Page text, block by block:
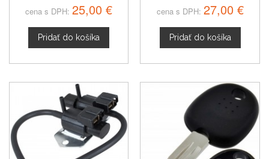
cena s DPH: 25,00 €
Pridať do košíka
cena s DPH: 27,00 €
Pridať do košíka